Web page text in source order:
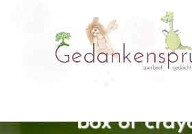
"Life is about
box of